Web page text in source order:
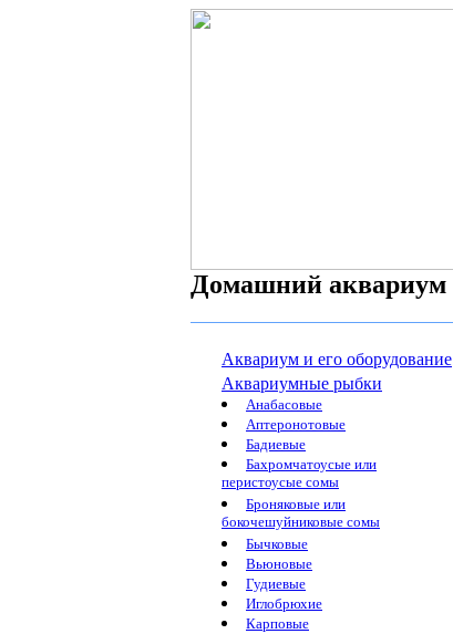
Домашний аквариум
Аквариум и его оборудование
Аквариумные рыбки
Анабасовые
Аптеронотовые
Бадиевые
Бахромчатоусые или
перистоусые сомы
Броняковые или
бокочешуйниковые сомы
Бычковые
Вьюновые
Гудиевые
Иглобрюхие
Карповые